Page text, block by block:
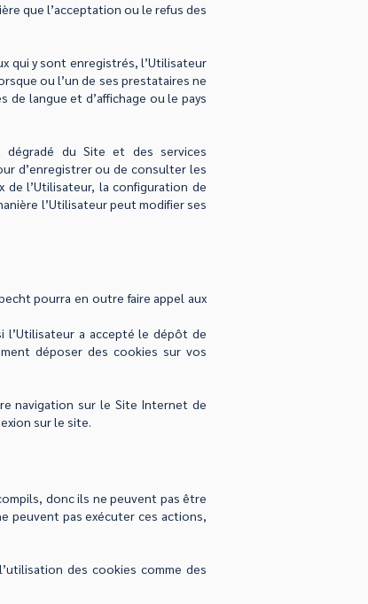
que l’acceptation ou le refus des
qui y sont enregistrés, l’Utilisateur
ou l’un de ses prestataires ne
langue et d’affichage ou le pays
dégradé du Site et des services
d’enregistrer ou de consulter les
de l’Utilisateur, la configuration de
l’Utilisateur peut modifier ses
pourra en outre faire appel aux
l’Utilisateur a accepté le dépôt de
déposer des cookies sur vos
navigation sur le Site Internet de
sur le site.
donc ils ne peuvent pas être
peuvent pas exécuter ces actions,
des cookies comme des